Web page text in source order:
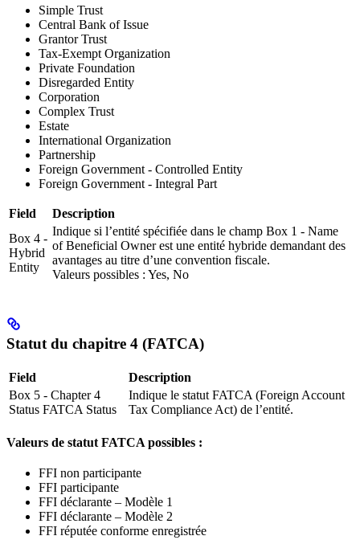
Simple Trust
Central Bank of Issue
Grantor Trust
Tax-Exempt Organization
Private Foundation
Disregarded Entity
Corporation
Complex Trust
Estate
International Organization
Partnership
Foreign Government - Controlled Entity
Foreign Government - Integral Part
Field
Description
Box 4 -
Hybrid
Entity
Indique si l’entité spécifiée dans le champ Box 1 - Name
of Beneficial Owner est une entité hybride demandant des
avantages au titre d’une convention fiscale.
Valeurs possibles : Yes, No
Statut du chapitre 4 (FATCA)
Field
Description
Box 5 - Chapter 4
Status FATCA Status
Indique le statut FATCA (Foreign Account
Tax Compliance Act) de l’entité.
Valeurs de statut FATCA possibles :
FFI non participante
FFI participante
FFI déclarante – Modèle 1
FFI déclarante – Modèle 2
FFI réputée conforme enregistrée